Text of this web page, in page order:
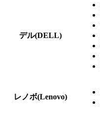
デル(DELL)
レノボ(Lenovo)